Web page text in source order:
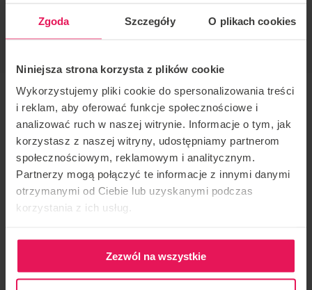
Zgoda Szczegóły O plikach cookies
Niniejsza strona korzysta z plików cookie
Wykorzystujemy pliki cookie do spersonalizowania treści
i reklam, aby oferować funkcje społecznościowe i
analizować ruch w naszej witrynie. Informacje o tym, jak
korzystasz z naszej witryny, udostępniamy partnerom
społecznościowym, reklamowym i analitycznym.
Partnerzy mogą połączyć te informacje z innymi danymi
otrzymanymi od Ciebie lub uzyskanymi podczas
korzystania z ich usług.
Zezwól na wszystkie
DLACZEGO WARTO?